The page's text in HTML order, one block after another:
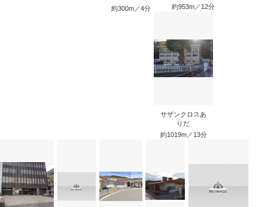
約300m／4分
約953m／12分
サザンクロスあ
りだ
約1019m／13分